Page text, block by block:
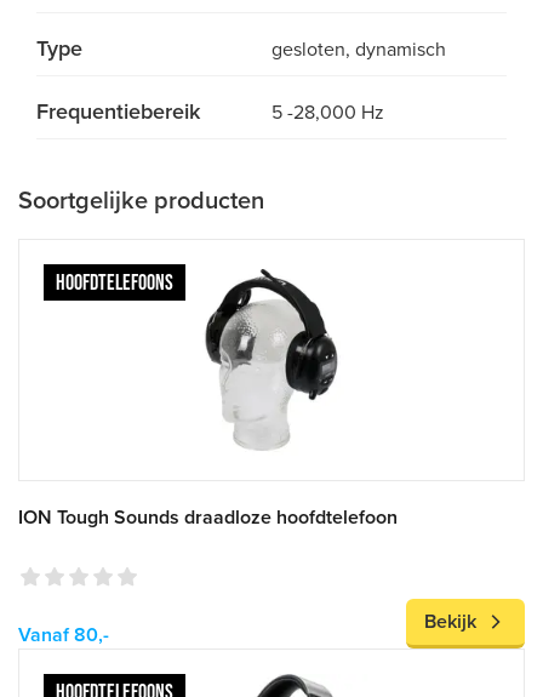
Type gesloten, dynamisch
Frequentiebereik 5 -28,000 Hz
Soortgelijke producten
HOOFDTELEFOONS
ION Tough Sounds draadloze hoofdtelefoon
Vanaf 80,-
Bekijk
HOOFDTELEFOONS